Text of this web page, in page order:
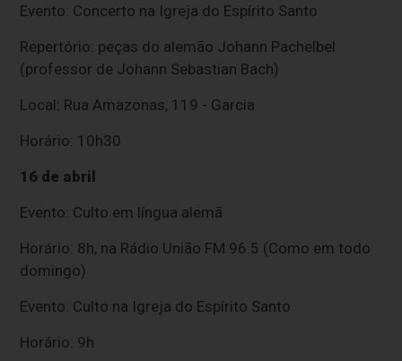
Evento: Concerto na Igreja do Espírito Santo
Repertório: peças do alemão Johann Pachelbel
(professor de Johann Sebastian Bach)
Local: Rua Amazonas, 119 - Garcia
Horário: 10h30
16 de abril
Evento: Culto em língua alemã
Horário: 8h, na Rádio União FM 96.5 (Como em todo
domingo)
Evento: Culto na Igreja do Espírito Santo
Horário: 9h